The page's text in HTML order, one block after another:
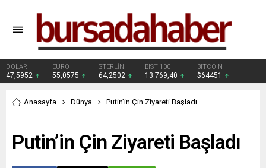
DOLAR
47,5952
EURO
55,0575
STERLİN
64,2502
BIST 100
13.769,40
BITCOIN
$64451
Anasayfa Dünya Putin’in Çin Ziyareti Başladı
Putin’in Çin Ziyareti Başladı